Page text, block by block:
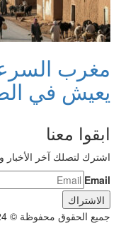
مغرب
يعيش في
ابقوا معنا
اشترك لتصلك آخر الأخبار
Email
جميع الحقوق محفوظة © 2024-2018